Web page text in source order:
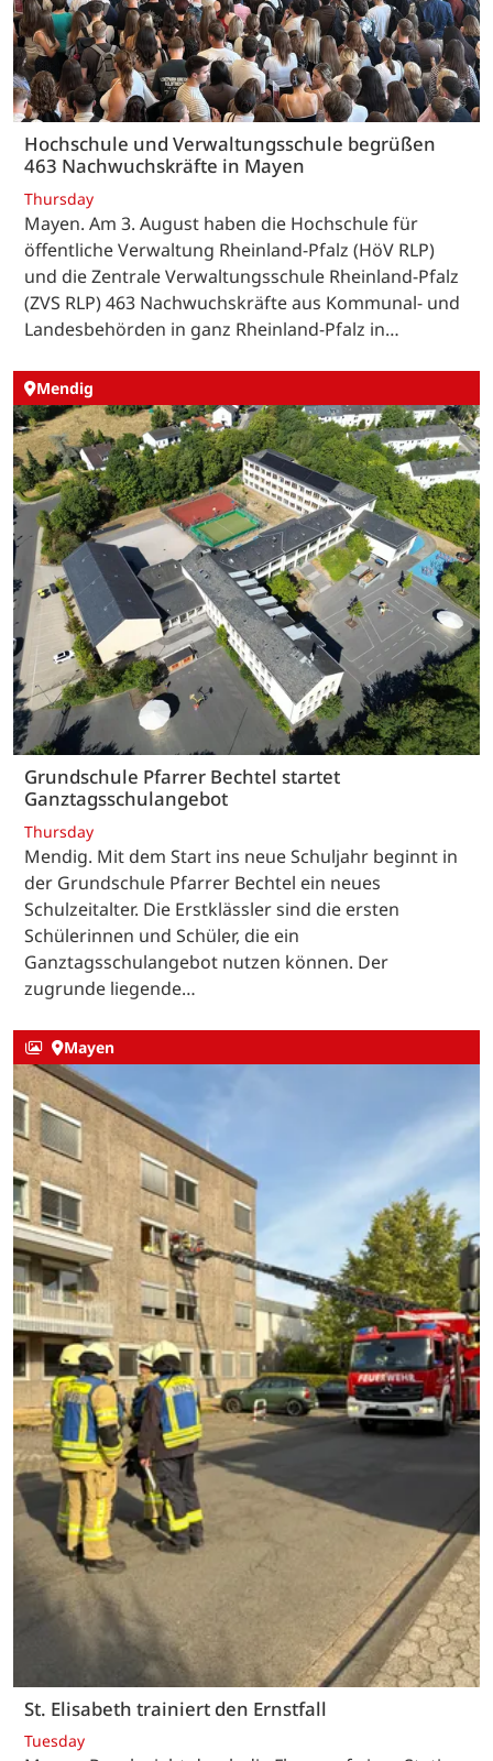
Hochschule und Verwaltungsschule begrüßen
463 Nachwuchskräfte in Mayen
Thursday
Mayen. Am 3. August haben die Hochschule für
öffentliche Verwaltung Rheinland-Pfalz (HöV RLP)
und die Zentrale Verwaltungsschule Rheinland-Pfalz
(ZVS RLP) 463 Nachwuchskräfte aus Kommunal- und
Landesbehörden in ganz Rheinland-Pfalz in…
Mendig
Grundschule Pfarrer Bechtel startet
Ganztagsschulangebot
Thursday
Mendig. Mit dem Start ins neue Schuljahr beginnt in
der Grundschule Pfarrer Bechtel ein neues
Schulzeitalter. Die Erstklässler sind die ersten
Schülerinnen und Schüler, die ein
Ganztagsschulangebot nutzen können. Der
zugrunde liegende…
Mayen
St. Elisabeth trainiert den Ernstfall
Tuesday